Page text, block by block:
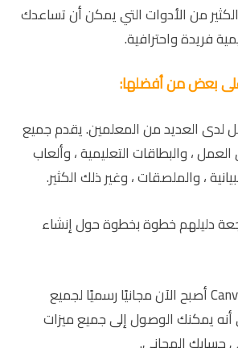
من الأدوات التي يمكن أن تساعدك
فريدة واحترافية.
بعض من أفضلها:
لدى العديد من المعلمين. يقدم جميع
العمل ، والبطاقات التعليمية ، وألعاب
، والملصقات ، وغير ذلك الكثير.
دليلهم خطوة بخطوة حول إنشاء
أفضل جزء هو أن Canva أصبح الآن مجانيًا رسميًا لجميع
يمكنك الوصول إلى جميع ميزات